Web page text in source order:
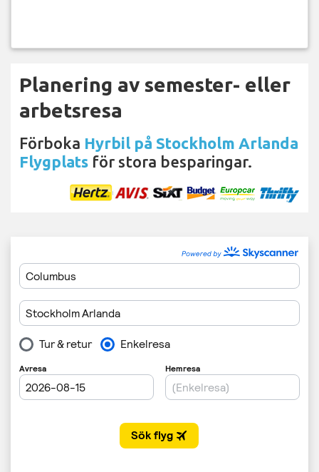
Planering av semester- eller
arbetsresa
Förboka Hyrbil på Stockholm Arlanda
Flygplats för stora besparingar.